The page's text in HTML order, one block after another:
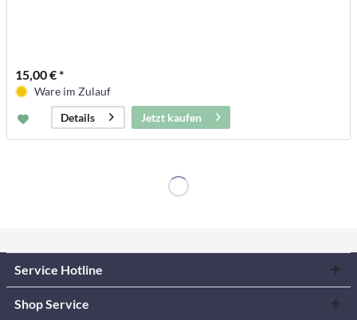
15,00 € *
Ware im Zulauf
Details
Jetzt kaufen
Service Hotline
Shop Service